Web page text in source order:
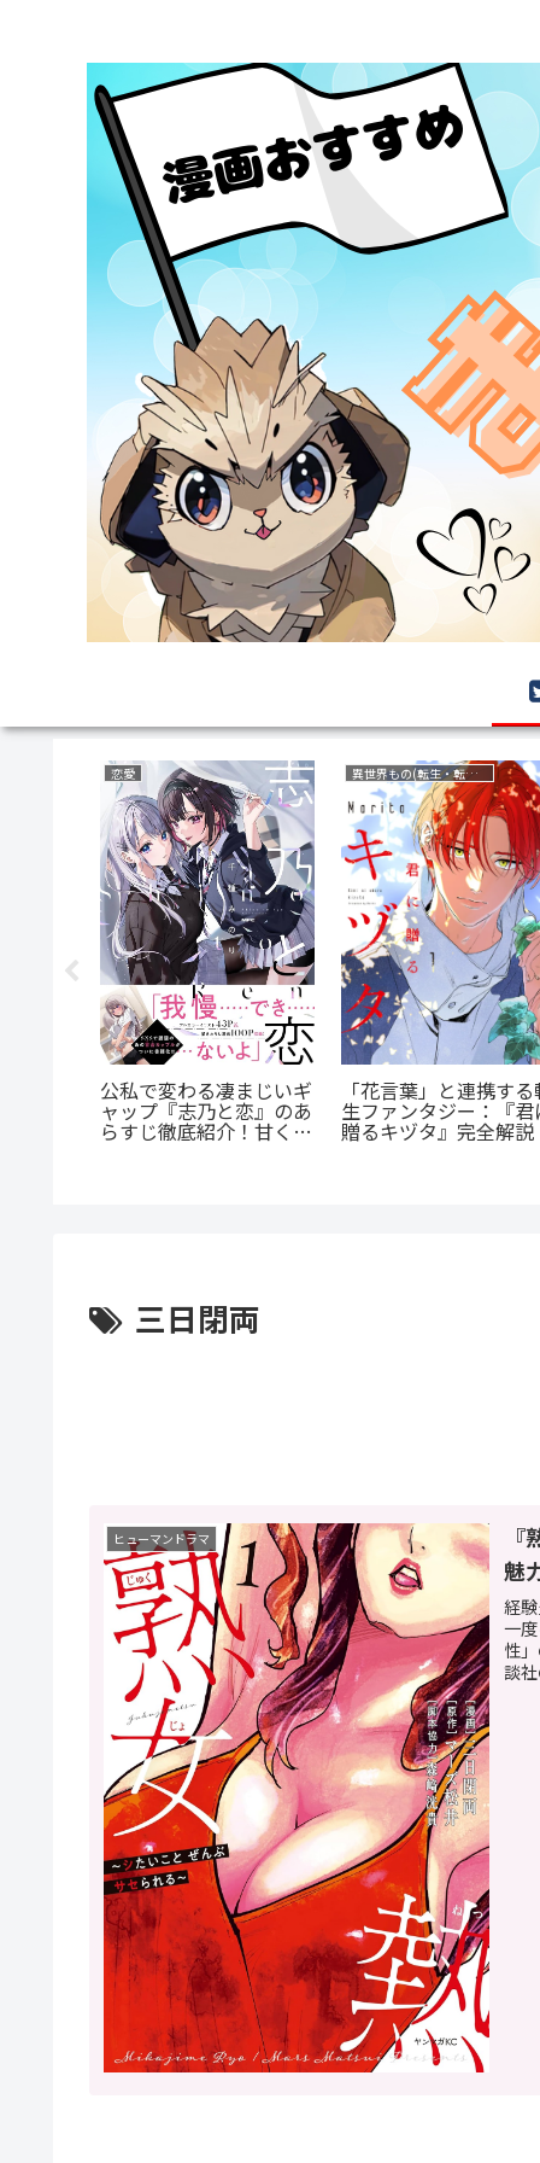
恋愛
公私で変わる凄まじいギ
ャップ『志乃と恋』のあ
らすじ徹底紹介！甘くて
異世界もの(転生・転移・成り上がり・異世界ファンタジー)
「花言葉」と連携す
生ファンタジー：『君
贈るキヅタ』完全解説
三日閉両
ヒューマンドラマ
魅
経
一
性
談